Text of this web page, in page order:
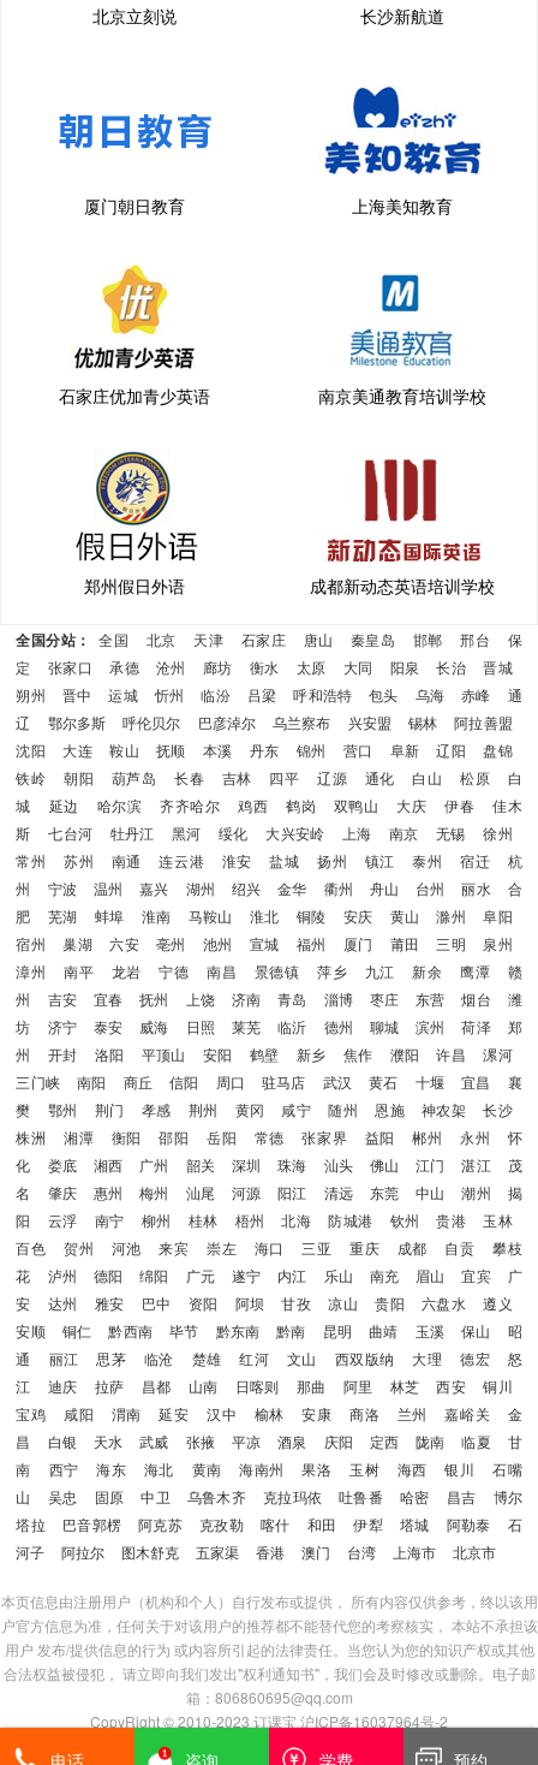
北京立刻说 长沙新航道
厦门朝日教育 上海美知教育
石家庄优加青少英语 南京美通教育培训学校
郑州假日外语 成都新动态英语培训学校
全国分站： 全国 北京 天津 石家庄 唐山 秦皇岛 邯郸 邢台
保
定
张家口 承德 沧州 廊坊 衡水 太原 大同 阳泉 长治
晋城
朔州
晋中 运城 忻州 临汾 吕梁 呼和浩特 包头 乌海 赤峰
通
辽
鄂尔多斯 呼伦贝尔 巴彦淖尔 乌兰察布 兴安盟 锡林
阿拉善盟
沈阳
大连 鞍山 抚顺 本溪 丹东 锦州 营口 阜新 辽阳
盘锦
铁岭
朝阳 葫芦岛 长春 吉林 四平 辽源 通化 白山 松原
白
城
延边 哈尔滨 齐齐哈尔 鸡西 鹤岗 双鸭山 大庆 伊春
佳木
斯
七台河 牡丹江 黑河 绥化 大兴安岭 上海 南京 无锡
徐州
常州
苏州 南通 连云港 淮安 盐城 扬州 镇江 泰州 宿迁
杭
州
宁波 温州 嘉兴 湖州 绍兴 金华 衢州 舟山 台州 丽水
合
肥
芜湖 蚌埠 淮南 马鞍山 淮北 铜陵 安庆 黄山 滁州
阜阳
宿州
巢湖 六安 亳州 池州 宣城 福州 厦门 莆田 三明
泉州
漳州
南平 龙岩 宁德 南昌 景德镇 萍乡 九江 新余 鹰潭
赣
州
吉安 宜春 抚州 上饶 济南 青岛 淄博 枣庄 东营 烟台
潍
坊
济宁 泰安 威海 日照 莱芜 临沂 德州 聊城 滨州 荷泽
郑
州
开封 洛阳 平顶山 安阳 鹤壁 新乡 焦作 濮阳 许昌
漯河
三门峡
南阳 商丘 信阳 周口 驻马店 武汉 黄石 十堰 宜昌
襄
樊
鄂州 荆门 孝感 荆州 黄冈 咸宁 随州 恩施 神农架
长沙
株洲
湘潭 衡阳 邵阳 岳阳 常德 张家界 益阳 郴州 永州
怀
化
娄底 湘西 广州 韶关 深圳 珠海 汕头 佛山 江门 湛江
茂
名
肇庆 惠州 梅州 汕尾 河源 阳江 清远 东莞 中山 潮州
揭
阳
云浮 南宁 柳州 桂林 梧州 北海 防城港 钦州 贵港
玉林
百色
贺州 河池 来宾 崇左 海口 三亚 重庆 成都 自贡
攀枝
花
泸州 德阳 绵阳 广元 遂宁 内江 乐山 南充 眉山 宜宾
广
安
达州 雅安 巴中 资阳 阿坝 甘孜 凉山 贵阳 六盘水
遵义
安顺
铜仁 黔西南 毕节 黔东南 黔南 昆明 曲靖 玉溪 保山
昭
通
丽江 思茅 临沧 楚雄 红河 文山 西双版纳 大理 德宏
怒
江
迪庆 拉萨 昌都 山南 日喀则 那曲 阿里 林芝 西安
铜川
宝鸡
咸阳 渭南 延安 汉中 榆林 安康 商洛 兰州 嘉峪关
金
昌
白银 天水 武威 张掖 平凉 酒泉 庆阳 定西 陇南 临夏
甘
南
西宁 海东 海北 黄南 海南州 果洛 玉树 海西 银川
石嘴
山
吴忠 固原 中卫 乌鲁木齐 克拉玛依 吐鲁番 哈密 昌吉
博尔
塔拉
巴音郭楞 阿克苏 克孜勒 喀什 和田 伊犁 塔城 阿勒泰
石
河子
阿拉尔 图木舒克 五家渠 香港 澳门 台湾 上海市 北京市
本页信息由注册用户（机构和个人）自行发布或提供， 所有内容仅供参考，终以该用
户官方信息为准，任何关于对该用户的推荐都不能替代您的考察核实， 本站不承担该
用户 发布/提供信息的行为 或内容所引起的法律责任。当您认为您的知识产权或其他
合法权益被侵犯， 请立即向我们发出"权利通知书"，我们会及时修改或删除。电子邮
箱：806860695@qq.com
CopyRight © 2010-2023 订课宝 沪ICP备16037964号-2
登陆
免责声明|
电话 咨询 学费 预约